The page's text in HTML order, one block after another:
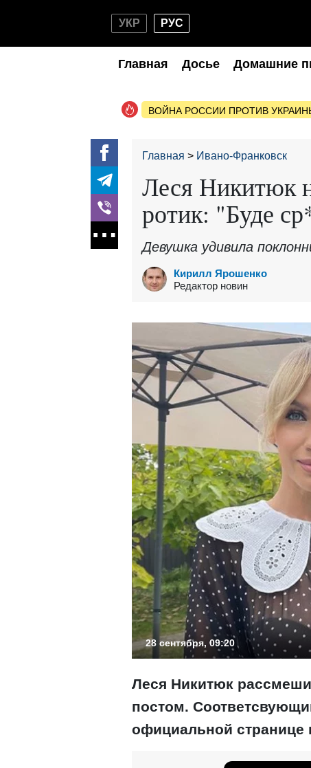
УКР РУС
Главная Досье Домашние
ВОЙНА РОССИИ ПРОТИВ
Главная Ивано-Франковск
Леся Никитюк
ротик: "Буде
Девушка удивила
Кирилл Ярошенко
Редактор новин
28 сентября, 09:20
Леся Никитюк
постом.
официальной странице